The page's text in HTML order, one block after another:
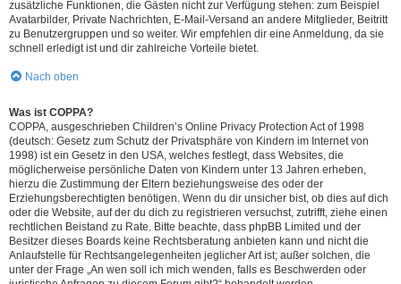
zusätzliche Funktionen, die Gästen nicht zur Verfügung stehen: zum Beispiel
Avatarbilder, Private Nachrichten, E-Mail-Versand an andere Mitglieder, Beitritt
zu Benutzergruppen und so weiter. Wir empfehlen dir eine Anmeldung, da sie
schnell erledigt ist und dir zahlreiche Vorteile bietet.
Nach oben
Was ist COPPA?
COPPA, ausgeschrieben Children’s Online Privacy Protection Act of 1998
(deutsch: Gesetz zum Schutz der Privatsphäre von Kindern im Internet von
1998) ist ein Gesetz in den USA, welches festlegt, dass Websites, die
möglicherweise persönliche Daten von Kindern unter 13 Jahren erheben,
hierzu die Zustimmung der Eltern beziehungsweise des oder der
Erziehungsberechtigten benötigen. Wenn du dir unsicher bist, ob dies auf dich
oder die Website, auf der du dich zu registrieren versuchst, zutrifft, ziehe einen
rechtlichen Beistand zu Rate. Bitte beachte, dass phpBB Limited und der
Besitzer dieses Boards keine Rechtsberatung anbieten kann und nicht die
Anlaufstelle für Rechtsangelegenheiten jeglicher Art ist; außer solchen, die
unter der Frage „An wen soll ich mich wenden, falls es Beschwerden oder